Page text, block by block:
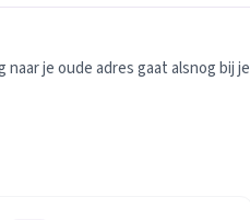
je oude adres gaat alsnog bij je